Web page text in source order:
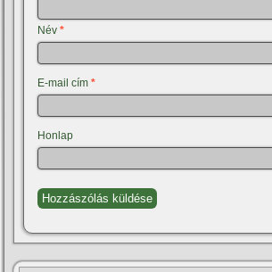
Név*
E-mail cím*
Honlap